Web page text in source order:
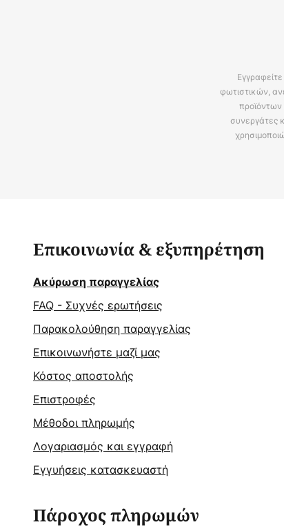
φωτιστικών,
συνεργάτες
Επικοινωνία & εξυπηρέτηση
Ακύρωση παραγγελίας
FAQ - Συχνές ερωτήσεις
Παρακολούθηση παραγγελίας
Επικοινωνήστε μαζί μας
Κόστος αποστολής
Επιστροφές
Μέθοδοι πληρωμής
Λογαριασμός και εγγραφή
Εγγυήσεις κατασκευαστή
Πάροχος πληρωμών